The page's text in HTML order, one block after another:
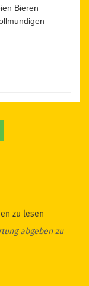
Bieren
zu lesen
abgeben zu